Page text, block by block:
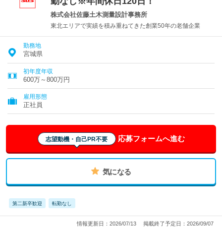
株式会社佐藤土木測量設計事務所
東北エリアで実績を積み重ねてきた創業50年の老舗企業
勤務地
宮城県
初年度年収
600万～800万円
雇用形態
正社員
志望動機・自己PR不要 応募フォームへ進む
気になる
第二新卒歓迎 転勤なし
情報更新日：2026/07/13 掲載終了予定日：2026/09/07